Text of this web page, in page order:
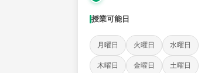
授業可能日
月曜日 火曜日 水曜日
木曜日 金曜日 土曜日
社会
時給：¥1,000 ～ ¥10,000